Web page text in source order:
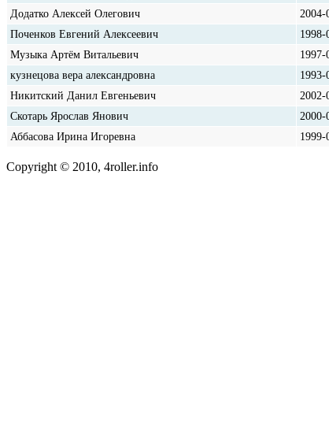
Додатко Алексей Олегович
2004-
Поченков Евгений Алексеевич
1998-
Музыка Артём Витальевич
1997-
кузнецова вера александровна
1993-
Никитский Данил Евгеньевич
2002-
Скотарь Ярослав Янович
2000-
Аббасова Ирина Игоревна
1999-
Copyright © 2010, 4roller.info